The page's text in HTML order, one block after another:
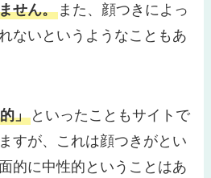
せん。 また、顔つきによっ
ないというようなこともあ
」 といったこともサイトで
すが、これは顔つきがとい
的に中性的ということはあ